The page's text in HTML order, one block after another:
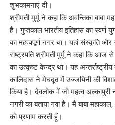
शुभकामनाएं दी।
श्रीमती मुर्मू ने कहा कि अवन्तिका बाबा
है। गुप्तकाल भारतीय इतिहास का
का महत्वपूर्ण नगर था। यहां संस्कृति और
राष्ट्रपति श्रीमती मुर्मू ने कहा कि आज
का उत्कृष्ट केन्द्र था। यह अन्तर्राष्ट्रीय
कालिदास ने मेघदूत में उज्जयिनी की
किया है। देवलोक में जो महत्व अल्कापुरी
नगरी का बताया गया है। मैं बाबा
को प्रणाम करती हूँ।